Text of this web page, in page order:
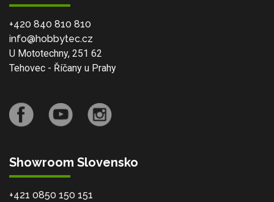
+420 840 810 810
info@hobbytec.cz
U Mototechny, 251 62
Tehovec - Říčany u Prahy
Showroom Slovensko
+421 0850 150 151